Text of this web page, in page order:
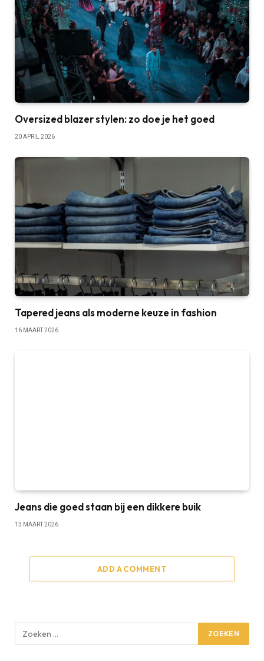
Oversized blazer stylen: zo doe je het goed
20 APRIL 2026
Tapered jeans als moderne keuze in fashion
16 MAART 2026
Jeans die goed staan bij een dikkere buik
13 MAART 2026
ADD A COMMENT